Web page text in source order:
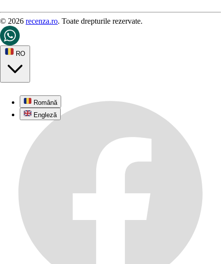
© 2026 recenza.ro. Toate drepturile rezervate.
RO
Română
Engleză